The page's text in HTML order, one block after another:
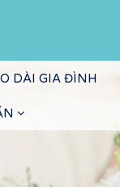
DÀI GIA ĐÌNH